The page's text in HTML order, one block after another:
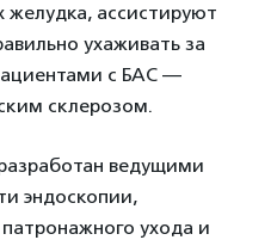
желудка, ассистируют
ухаживать за
с БАС —
склерозом.
ведущими
эндоскопии,
ухода и